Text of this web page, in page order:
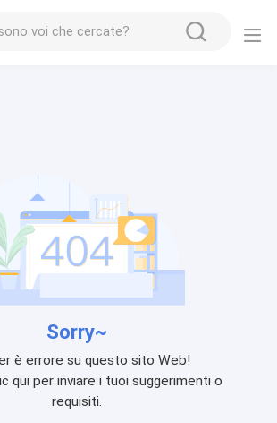
Sorry~
è errore su questo sito Web!
qui per inviare i tuoi suggerimenti o
requisiti.